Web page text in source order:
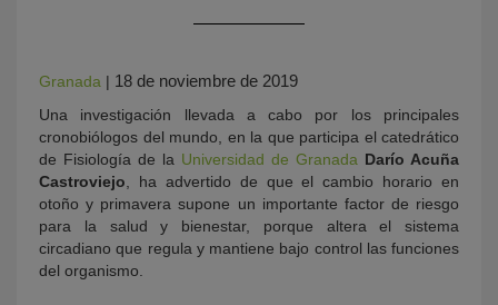
Granada | 18 de noviembre de 2019
Una investigación llevada a cabo por los principales
cronobiólogos del mundo, en la que participa el catedrático
de Fisiología de la Universidad de Granada Darío Acuña
Castroviejo , ha advertido de que el cambio horario en
otoño y primavera supone un importante factor de riesgo
para la salud y bienestar, porque altera el sistema
circadiano que regula y mantiene bajo control las funciones
del organismo.